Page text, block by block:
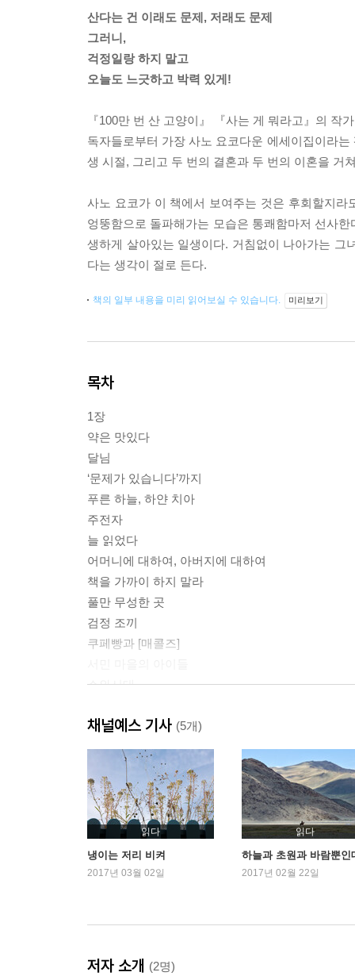
산다는 건 이래도 문제, 저래도 문제
그러니,
걱정일랑 하지 말고
오늘도 느긋하고 박력 있게!
『100만 번 산 고양이』 『사는 게 뭐라고』의
독자들로부터 가장 사노 요코다운 에세이집이라
생 시절, 그리고 두 번의 결혼과 두 번의 이혼을 거
사노 요코가 이 책에서 보여주는 것은 후회할지
엉뚱함으로 돌파해가는 모습은 통쾌함마저 선사
생하게 살아있는 일생이다. 거침없이 나아가는 그
다는 생각이 절로 든다.
책의 일부 내용을 미리 읽어보실 수 있습니다. 미리보기
목차
1장
약은 맛있다
달님
‘문제가 있습니다’까지
푸른 하늘, 하얀 치아
주전자
늘 읽었다
어머니에 대하여, 아버지에 대하여
책을 가까이 하지 말라
풀만 무성한 곳
검정 조끼
쿠페빵과 [매콜즈]
쇼와시대
나와는 아무런 관계가 없는… 집
선생과 스승
의외로 근처에…
아름다운 사람
노인은 노인으로 좋다
2장
위대한 엄마
책은 훌륭하니, 사랑하라 소녀여
채널예스 기사 (5개)
읽다
냉이는 저리 비켜
2017년 03월 02일
읽다
하늘과 초원과 바람뿐인
2017년 02월 22일
저자 소개 (2명)